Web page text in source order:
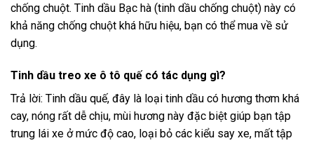
chống chuột. Tinh dầu Bạc hà (tinh dầu chống chuột) này có
khả năng chống chuột khá hữu hiệu, bạn có thể mua về sử
dụng.
Tinh dầu treo xe ô tô quế có tác dụng gì?
Trả lời: Tinh dầu quế, đây là loại tinh dầu có hương thơm khá
cay, nóng rất dễ chịu, mùi hương này đặc biệt giúp bạn tập
trung lái xe ở mức độ cao, loại bỏ các kiểu say xe, mất tập